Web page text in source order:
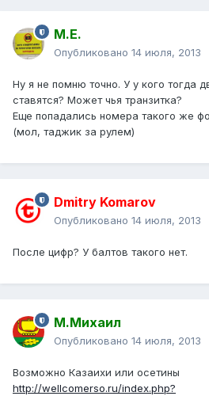
М.Е.
Опубликовано 14 июля, 2013
Ну я не помню точно. У у кого тогда
ставятся? Может чья транзитка?
Еще попадались номера такого же
(мол, таджик за рулем)
Dmitry Komarov
Опубликовано 14 июля, 2013
После цифр? У балтов такого нет.
М.Михаил
Опубликовано 14 июля, 2013
Возможно Казаихи или осетины
http://wellcomerso.ru/index.php?